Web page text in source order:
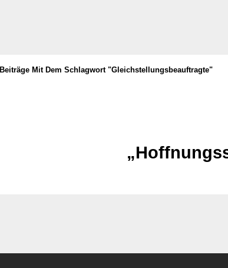
Beiträge Mit Dem Schlagwort "gleichstellungsbeauftragte"